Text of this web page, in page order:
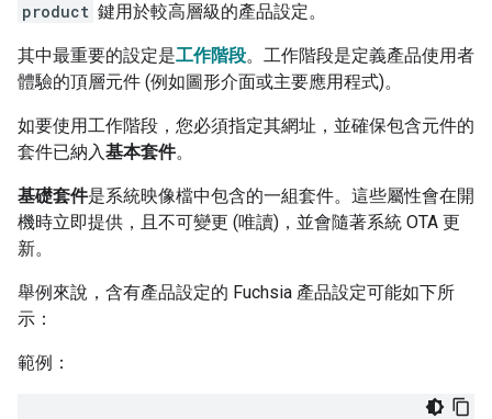
product 鍵用於較高層級的產品設定。
其中最重要的設定是工作階段。工作階段是定義產品使用者
體驗的頂層元件 (例如圖形介面或主要應用程式)。
如要使用工作階段，您必須指定其網址，並確保包含元件的
套件已納入基本套件。
基礎套件是系統映像檔中包含的一組套件。這些屬性會在開
機時立即提供，且不可變更 (唯讀)，並會隨著系統 OTA 更
新。
舉例來說，含有產品設定的 Fuchsia 產品設定可能如下所
示：
範例：